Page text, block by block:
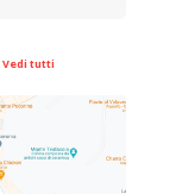
Vedi tutti